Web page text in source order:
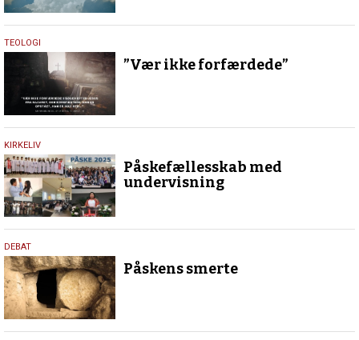
4.
april
2026
TEOLOGI
”Vær ikke forfærdede”
29.
april
2025
KIRKELIV
Påskefællesskab med
undervisning
17.
april
2025
DEBAT
Påskens smerte